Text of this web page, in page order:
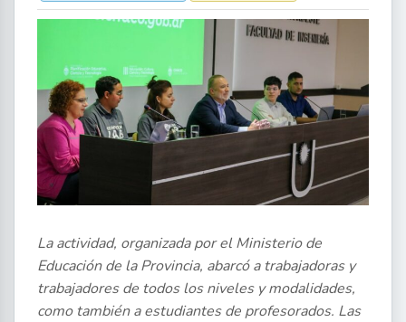
La actividad, organizada por el Ministerio de
Educación de la Provincia, abarcó a trabajadoras y
trabajadores de todos los niveles y modalidades,
como también a estudiantes de profesorados. Las